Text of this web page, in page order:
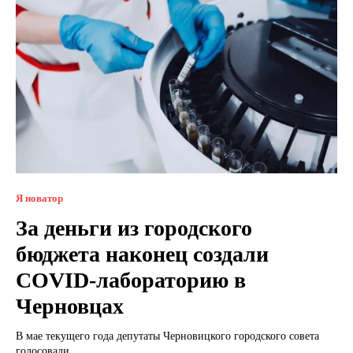
Я новатор
За деньги из городского
бюджета наконец создали
COVID-лабораторию в
Черновцах
В мае текущего года депутаты Черновицкого городского совета